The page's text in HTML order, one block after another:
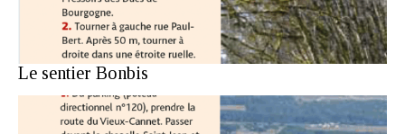
Le sentier Bonbis